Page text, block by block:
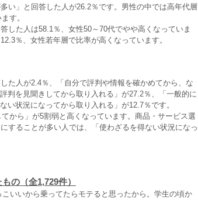
い」と回答した人が26.2％です。男性の中では高年代層
す。
した人は58.1％、女性50～70代でやや高くなっていま
％、女性若年層で比率が高くなっています。
た人が2.4％、「自分で評判や情報を確かめてから、な
判を見聞きしてから取り入れる」が27.2％、「一般的に
状況になってから取り入れる」が12.7％です。
から」が5割弱と高くなっています。商品・サービス選
することが多い人では、「使わざるを得ない状況になっ
の（全1,729件）
いいから乗ってたらモテると思ったから。学生の頃か